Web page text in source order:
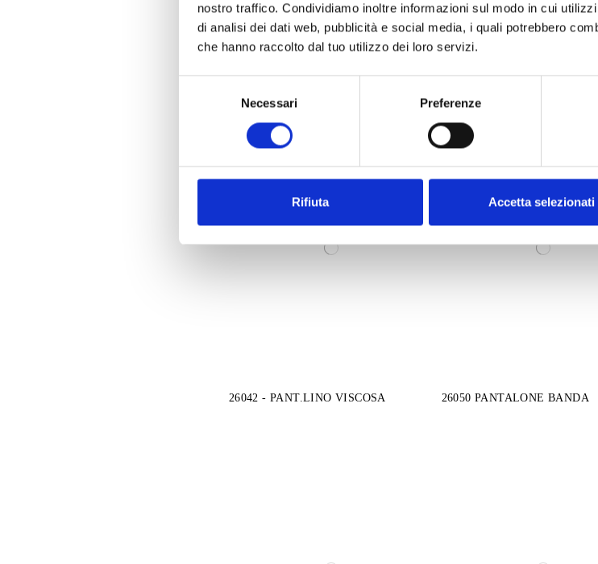
nostro traffico. Condividiamo inoltre informazioni sul modo in cui
di analisi dei dati web, pubblicità e social media, i quali potrebbero
che hanno raccolto dal tuo utilizzo dei loro servizi.
Necessari Preferenze
Rifiuta Accetta selezionati
26042 - PANT.LINO VISCOSA 26050 PANTALONE BANDA